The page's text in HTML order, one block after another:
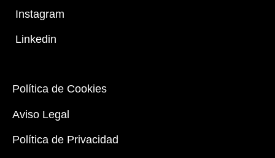
Instagram
Linkedin
Política de Cookies
Aviso Legal
Política de Privacidad